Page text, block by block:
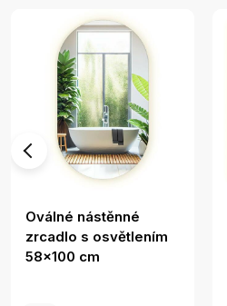
Oválné nástěnné
zrcadlo s osvětlením
58x100 cm